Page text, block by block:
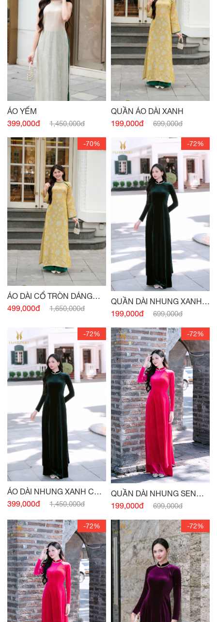
ÁO YẾM
399,000đ
1,450,000đ
QUẦN ÁO DÀI XANH
199,000đ
699,000đ
-70%
ÁO DÀI CỔ TRÒN DÁNG
XUÔNG VỪA PHỐI CỔ -
499,000đ 1,650,000đ
-72%
QUẦN DÀI NHUNG XANH
CỔ VỊT
199,000đ 699,000đ
-72%
ÁO DÀI NHUNG XANH CỔ
VỊT
399,000đ 1,450,000đ
-72%
QUẦN DÀI NHUNG SEN
ĐẬM
199,000đ 699,000đ
-72% -72%